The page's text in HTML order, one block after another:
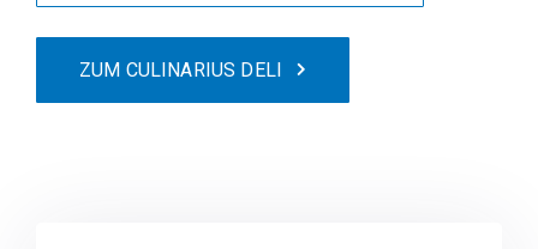
ZUM CULINARIUS DELI